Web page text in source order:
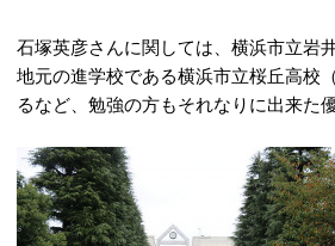
石塚英彦さんに関しては、横浜市立岩
地元の進学校である横浜市立桜丘高校
るなど、勉強の方もそれなりに出来た